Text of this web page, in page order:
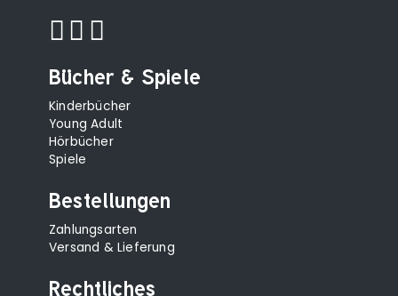
Bücher & Spiele
Kinderbücher
Young Adult
Hörbücher
Spiele
Bestellungen
Zahlungsarten
Versand & Lieferung
Rechtliches